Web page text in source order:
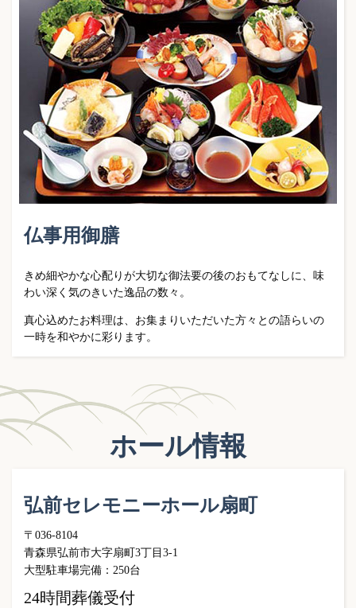
仏事用御膳
きめ細やかな心配りが大切な御法要の後のおもてなしに、味
わい深く気のきいた逸品の数々。
真心込めたお料理は、お集まりいただいた方々との語らいの
一時を和やかに彩ります。
ホール情報
弘前セレモニーホール扇町
〒036-8104
青森県弘前市大字扇町3丁目3-1
大型駐車場完備：250台
24時間葬儀受付